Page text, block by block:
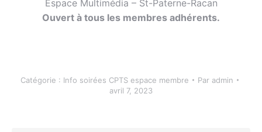
Espace Multimédia – St-Paterne-Racan
Ouvert à tous les membres adhérents.
Catégorie : Info soirées CPTS espace membre Par admin
avril 7, 2023